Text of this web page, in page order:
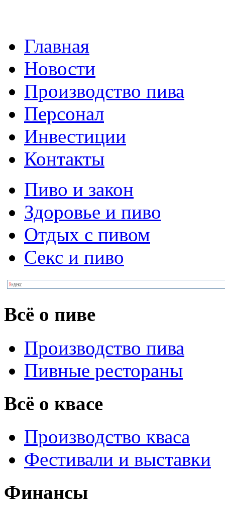
Главная
Новости
Производство пива
Персонал
Инвестиции
Контакты
Пиво и закон
Здоровье и пиво
Отдых с пивом
Секс и пиво
Всё о пиве
Производство пива
Пивные рестораны
Всё о квасе
Производство кваса
Фестивали и выставки
Финансы